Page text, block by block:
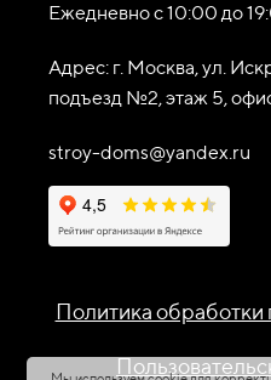
Ежедневно c 10:00 до
Адрес: г. Москва, ул.
подъезд №2, этаж 5,
stroy-doms@yandex.ru
Политика